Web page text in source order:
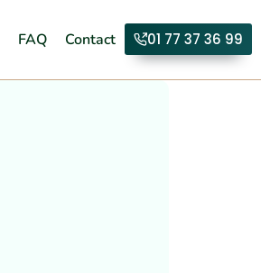
FAQ Contact 01 77 37 36 99